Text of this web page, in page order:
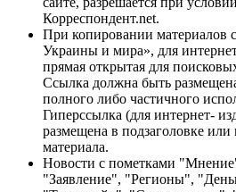
Корреспондент.net.
При копировании материалов
Украины и мира», для
прямая открытая для
Ссылка должна быть
полного либо частичного
Гиперссылка (для интернет-
размещена в подзаголовке или
материала.
Новости с пометками
"Заявление", "Регионы",